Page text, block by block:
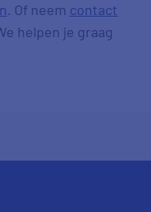
. Of neem contact
helpen je graag